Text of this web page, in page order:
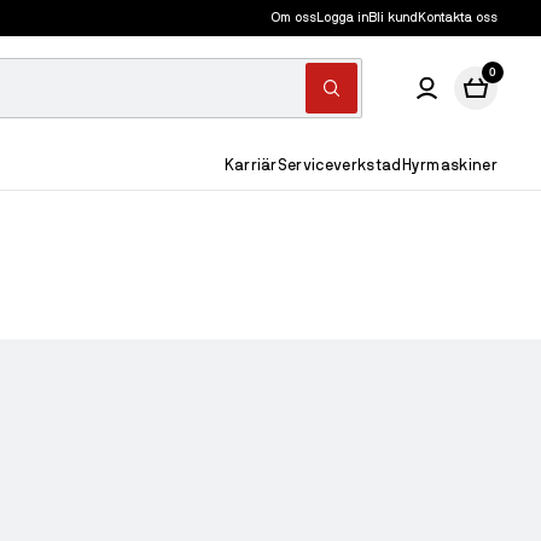
Om ossLogga inBli kund Kontakta oss
0
KarriärServiceverkstad Hyrmaskiner